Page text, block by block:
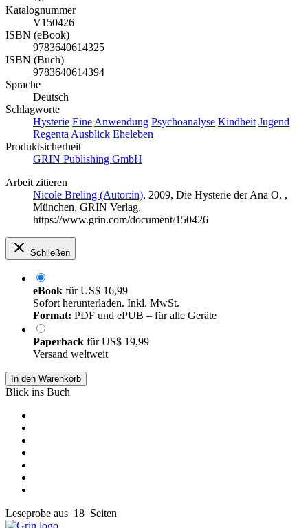
Katalognummer
V150426
ISBN (eBook)
9783640614325
ISBN (Buch)
9783640614394
Sprache
Deutsch
Schlagworte
Hysterie Eine Anwendung Psychoanalyse Kindheit Jugend
Regenta Ausblick Eheleben
Produktsicherheit
GRIN Publishing GmbH
Arbeit zitieren
Nicole Breling (Autor:in), 2009, Die Hysterie der Ana O. ,
München, GRIN Verlag,
https://www.grin.com/document/150426
Schließen
eBook fürUS$ 16,99
Sofort herunterladen. Inkl. MwSt.
Format: PDF und ePUB – für alle Geräte
Paperback fürUS$ 19,99
Versand weltweit
In den Warenkorb
Blick ins Buch
Leseprobe aus 18 Seiten